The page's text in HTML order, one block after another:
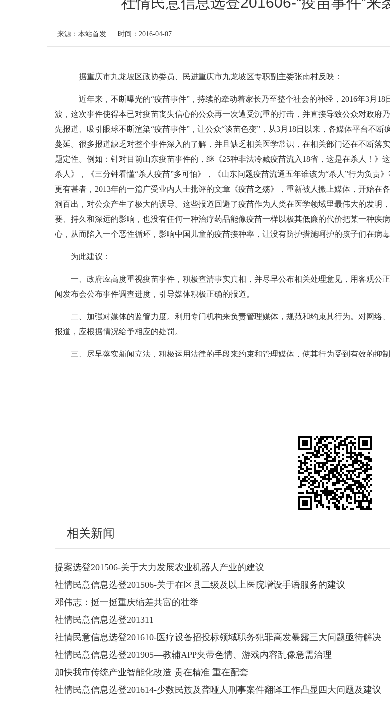
来源：本站首发 时间：2016-04-07
据重庆市九龙坡区政协委员、民进重庆市九龙坡区专职副主委张南村反映：
近年来，不断曝光的“疫苗事件”，持续的牵动着家长乃至整个社会的神经，2016年3月
波，这次事件使得本已对疫苗丧失信心的公众再一次遭受沉重的打击，并直接导致公众对政府
先报道、吸引眼球不断渲染“疫苗事件”，让公众“谈苗色变”，从3月18日以来，各媒体平台不
蔓延。很多报道缺乏对整个事件深入的了解，并且缺乏相关医学常识，在相关部门还在不断落
题定性。例如：针对目前山东疫苗事件的，继《25种非法冷藏疫苗流入18省，这是在杀人！》
杀人》，《三分钟看懂“杀人疫苗”多可怕》，《山东问题疫苗流通五年谁该为“杀人”行为负责
更有甚者，2013年的一篇广受业内人士批评的文章《疫苗之殇》，重新被人搬上媒体，开始在
洞百出，对公众产生了极大的误导。这些报道回避了疫苗作为人类在医学领域里最伟大的发明
要、持久和深远的影响，也没有任何一种治疗药品能像疫苗一样以极其低廉的代价把某一种疾
心，从而陷入一个恶性循环，影响中国儿童的疫苗接种率，让没有防护措施呵护的孩子们在病
为此建议：
一、政府应高度重视疫苗事件，积极查清事实真相，并尽早公布相关处理意见，用客观公
闻发布会公布事件调查进度，引导媒体积极正确的报道。
二、加强对媒体的监管力度。利用专门机构来负责管理媒体，规范和约束其行为。对网络
报道，应根据情况给予相应的处罚。
三、尽早落实新闻立法，积极运用法律的手段来约束和管理媒体，使其行为受到有效的抑
相关新闻
提案选登201506-关于大力发展农业机器人产业的建议
社情民意信息选登201506-关于在区县二级及以上医院增设手语服务的建议
邓伟志：挺一挺重庆缩差共富的壮举
社情民意信息选登201311
社情民意信息选登201610-医疗设备招投标领域职务犯罪高发暴露三大问题亟待解决
社情民意信息选登201905—教辅APP夹带色情、游戏内容乱像急需治理
加快我市传统产业智能化改造 贵在精准 重在配套
社情民意信息选登201614-少数民族及聋哑人刑事案件翻译工作凸显四大问题及建议